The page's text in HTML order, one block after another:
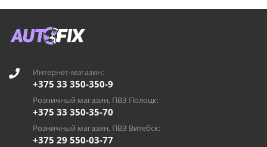
Интернет-магазин:
+375 33 350-350-9
Розничный магазин, ПВЗ Полоцк:
+375 33 350-35-70
Розничный магазин, ПВЗ Витебск:
+375 29 550-03-77